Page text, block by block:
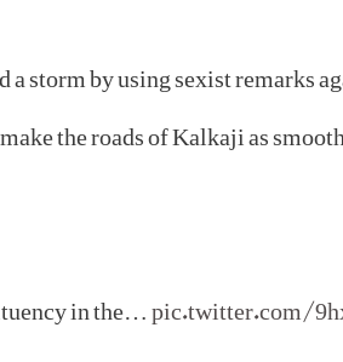
storm by using sexist remarks
the roads of Kalkaji as
in the…pic.twitter.com/